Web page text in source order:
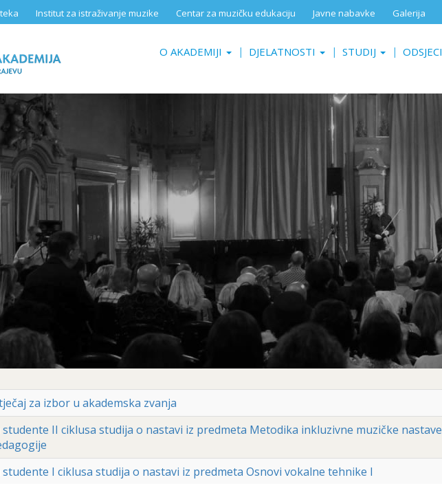
Institut za istraživanje muzike Centar za muzičku edukaciju Javne nabavke Galerija
O AKADEMIJI DJELATNOSTI STUDIJ ODSJECI
za izbor u akademska zvanja
studente II ciklusa studija o nastavi iz predmeta Metodika inkluzivne muzičke nastave
studente I ciklusa studija o nastavi iz predmeta Osnovi vokalne tehnike I